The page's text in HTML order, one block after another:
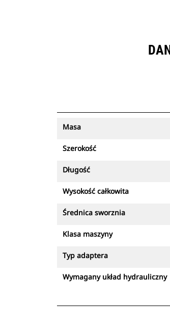
Masa
Szerokość
Długość
Wysokość całkowita
Średnica sworznia
Klasa maszyny
Typ adaptera
Wymagany układ hydrauliczny